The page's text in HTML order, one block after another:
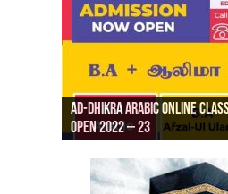
Ad-Dhikra Arabic Online
Open 2022 – 23
Ad-Dhikra Arabic Online
AD DHIKRA ARABIC COLLEGE
ரியாத் ஜும்ஆ தமிழாக்கம்,
Masjid (Kuwait Masjid),